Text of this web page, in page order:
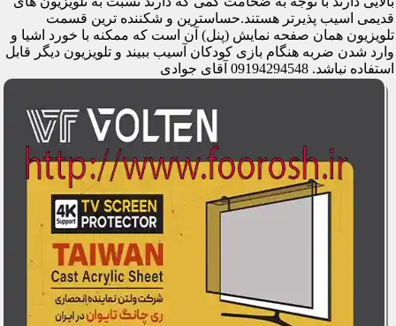
قدیمی اسیب پذیرتر هستند.حساسترین و شکننده ترین قسمت
تلویزیون همان صفحه نمایش (پنل) آن است که ممکنه با خورد اشیا و
وارد شدن ضربه هنگام بازی کودکان آسیب ببیند و تلویزیون دیگر قابل
استفاده نباشد. 09194294548 آقای جوادی